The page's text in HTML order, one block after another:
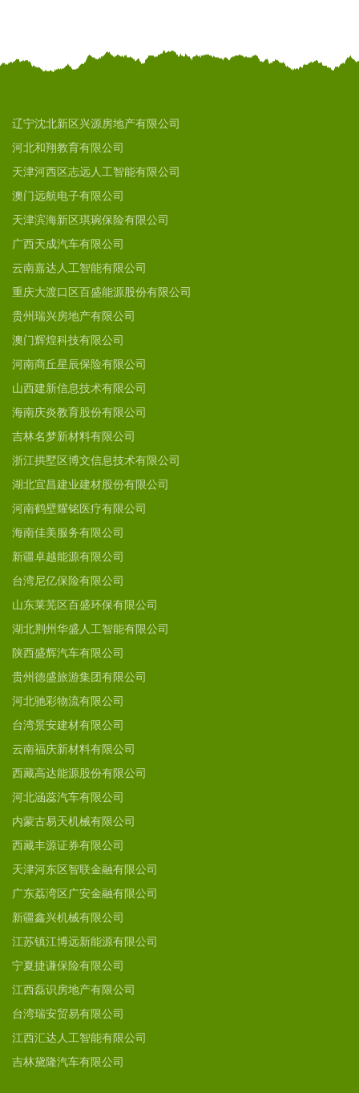
辽宁沈北新区兴源房地产有限公司
河北和翔教育有限公司
天津河西区志远人工智能有限公司
澳门远航电子有限公司
天津滨海新区琪琬保险有限公司
广西天成汽车有限公司
云南嘉达人工智能有限公司
重庆大渡口区百盛能源股份有限公司
贵州瑞兴房地产有限公司
澳门辉煌科技有限公司
河南商丘星辰保险有限公司
山西建新信息技术有限公司
海南庆炎教育股份有限公司
吉林名梦新材料有限公司
浙江拱墅区博文信息技术有限公司
湖北宜昌建业建材股份有限公司
河南鹤壁耀铭医疗有限公司
海南佳美服务有限公司
新疆卓越能源有限公司
台湾尼亿保险有限公司
山东莱芜区百盛环保有限公司
湖北荆州华盛人工智能有限公司
陕西盛辉汽车有限公司
贵州德盛旅游集团有限公司
河北驰彩物流有限公司
台湾景安建材有限公司
云南福庆新材料有限公司
西藏高达能源股份有限公司
河北涵蕊汽车有限公司
内蒙古易天机械有限公司
西藏丰源证券有限公司
天津河东区智联金融有限公司
广东荔湾区广安金融有限公司
新疆鑫兴机械有限公司
江苏镇江博远新能源有限公司
宁夏捷谦保险有限公司
江西磊识房地产有限公司
台湾瑞安贸易有限公司
江西汇达人工智能有限公司
吉林黛隆汽车有限公司